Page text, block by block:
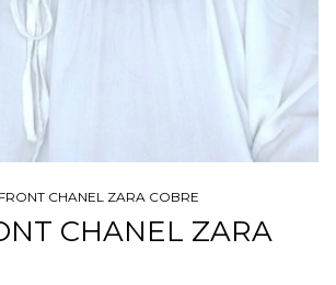
CHANEL ZARA COBRE
CHANEL ZARA